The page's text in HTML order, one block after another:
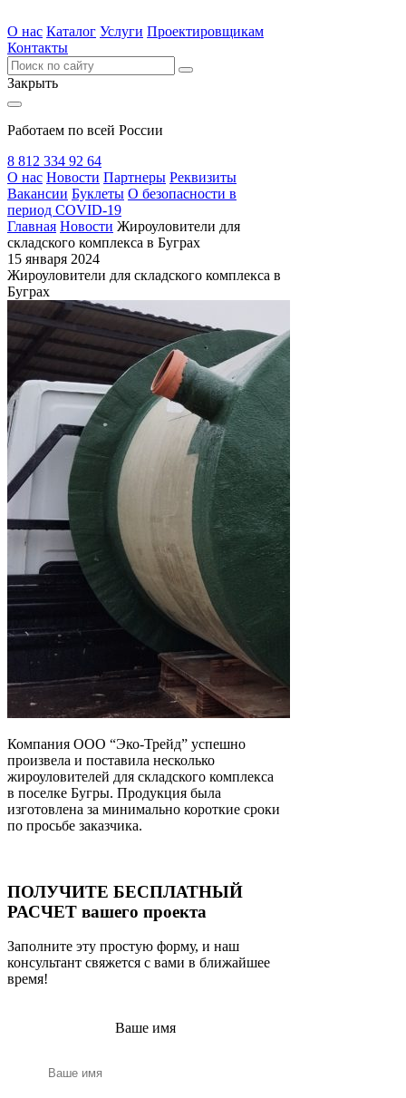
О нас Каталог Услуги Проектировщикам
Контакты
Закрыть
Работаем по всей России
8 812 334 92 64
О нас Новости Партнеры Реквизиты
Вакансии Буклеты О безопасности в
период COVID-19
Главная Новости Жироуловители для
складского комплекса в Буграх
15 января 2024
Жироуловители для складского комплекса в
Буграх
Компания ООО “Эко-Трейд” успешно
произвела и поставила несколько
жироуловителей для складского комплекса
в поселке Бугры. Продукция была
изготовлена за минимально короткие сроки
по просьбе заказчика.
ПОЛУЧИТЕ БЕСПЛАТНЫЙ
РАСЧЕТ вашего проекта
Заполните эту простую форму, и наш
консультант свяжется с вами в ближайшее
время!
Ваше имя